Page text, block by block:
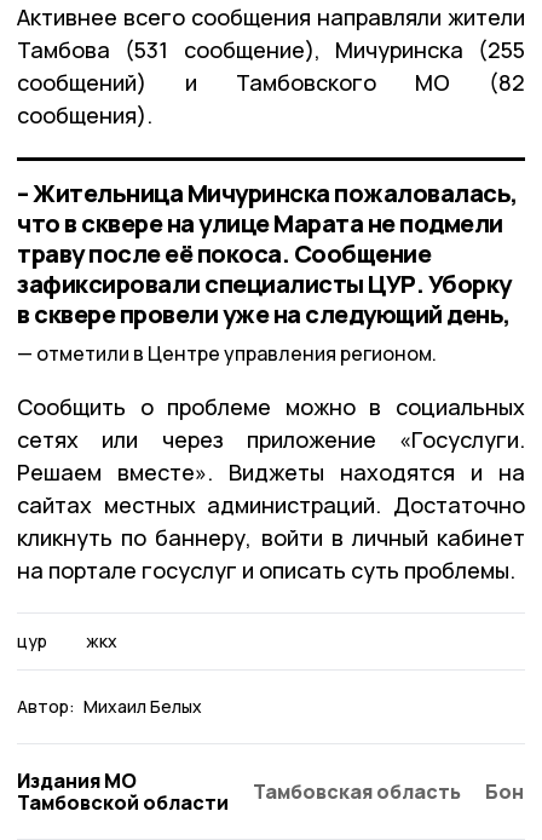
Активнее всего сообщения направляли жители
Тамбова (531 сообщение), Мичуринска (255
сообщений) и Тамбовского МО (82
сообщения).
– Жительница Мичуринска пожаловалась,
что в сквере на улице Марата не подмели
траву после её покоса. Сообщение
зафиксировали специалисты ЦУР. Уборку
в сквере провели уже на следующий день,
отметили в Центре управления регионом.
Сообщить о проблеме можно в социальных
сетях или через приложение «Госуслуги.
Решаем вместе». Виджеты находятся и на
сайтах местных администраций. Достаточно
кликнуть по баннеру, войти в личный кабинет
на портале госуслуг и описать суть проблемы.
цур жкх
Автор: Михаил Белых
Издания МО
Тамбовской области
Тамбовская область